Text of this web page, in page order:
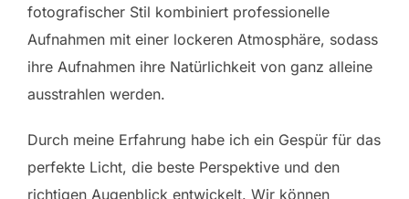
fotografischer Stil kombiniert professionelle
Aufnahmen mit einer lockeren Atmosphäre, sodass
ihre Aufnahmen ihre Natürlichkeit von ganz alleine
ausstrahlen werden.
Durch meine Erfahrung habe ich ein Gespür für das
perfekte Licht, die beste Perspektive und den
richtigen Augenblick entwickelt. Wir können